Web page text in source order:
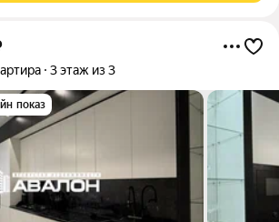
3 этаж из 3
показ